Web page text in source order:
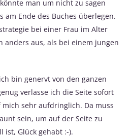
man um nicht zu sagen
am Ende des Buches überlegen.
bei einer Frau im Alter
anders aus, als bei einem jungen
bin genervt von den ganzen
verlasse ich die Seite sofort
sehr aufdringlich. Da muss
sein, um auf der Seite zu
ist, Glück gehabt :-).